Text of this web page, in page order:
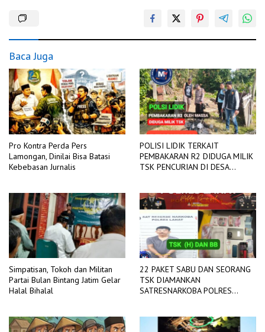
Baca Juga
Pro Kontra Perda Pers
Lamongan, Dinilai Bisa Batasi
Kebebasan Jurnalis
POLISI LIDIK TERKAIT
PEMBAKARAN R2 DIDUGA MILIK
TSK PENCURIAN DI DESA
Simpatisan, Tokoh dan Militan
Partai Bulan Bintang Jatim Gelar
Halal Bihalal
22 PAKET SABU DAN SEORANG
TSK DIAMANKAN
SATRESNARKOBA POLRES